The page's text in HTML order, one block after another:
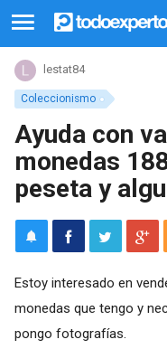
Coleccionismo
lestat84
Ayuda con
monedas
peseta y
Estoy interesado en
monedas que tengo y
pongo fotografías.